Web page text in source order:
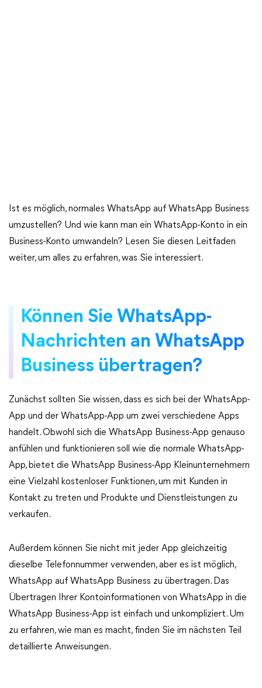
Ist es möglich, normales WhatsApp auf WhatsApp Business
umzustellen? Und wie kann man ein WhatsApp-Konto in ein
Business-Konto umwandeln? Lesen Sie diesen Leitfaden
weiter, um alles zu erfahren, was Sie interessiert.
Können Sie WhatsApp-
Nachrichten an WhatsApp
Business übertragen?
Zunächst sollten Sie wissen, dass es sich bei der WhatsApp-
App und der WhatsApp-App um zwei verschiedene Apps
handelt. Obwohl sich die WhatsApp Business-App genauso
anfühlen und funktionieren soll wie die normale WhatsApp-
App, bietet die WhatsApp Business-App Kleinunternehmern
eine Vielzahl kostenloser Funktionen, um mit Kunden in
Kontakt zu treten und Produkte und Dienstleistungen zu
verkaufen.
Außerdem können Sie nicht mit jeder App gleichzeitig
dieselbe Telefonnummer verwenden, aber es ist möglich,
WhatsApp auf WhatsApp Business zu übertragen. Das
Übertragen Ihrer Kontoinformationen von WhatsApp in die
WhatsApp Business-App ist einfach und unkompliziert. Um
zu erfahren, wie man es macht, finden Sie im nächsten Teil
detaillierte Anweisungen.